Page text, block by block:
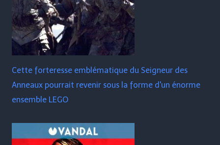
Cette forteresse emblématique du Seigneur des
Anneaux pourrait revenir sous la forme d'un énorme
ensemble LEGO